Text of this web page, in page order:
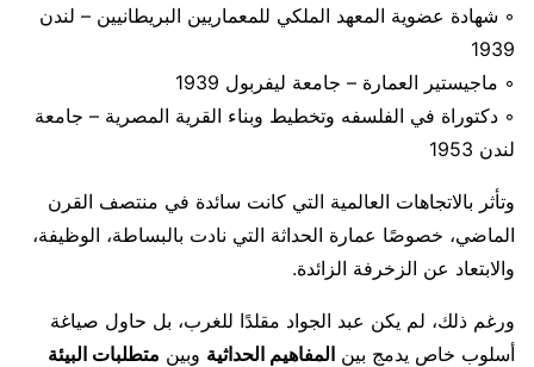
◦ شهادة عضوية المعهد الملكي للمعماريين البريطانيين – لندن
1939
◦ ماجيستير العمارة – جامعة ليفربول 1939
◦ دكتوراة في الفلسفه وتخطيط وبناء القرية المصرية – جامعة
لندن 1953
وتأثر بالاتجاهات العالمية التي كانت سائدة في منتصف القرن
الماضي، خصوصًا عمارة الحداثة التي نادت بالبساطة، الوظيفة،
والابتعاد عن الزخرفة الزائدة.
ورغم ذلك، لم يكن عبد الجواد مقلدًا للغرب، بل حاول صياغة
أسلوب خاص يدمج بين المفاهيم الحداثية وبين متطلبات البيئة